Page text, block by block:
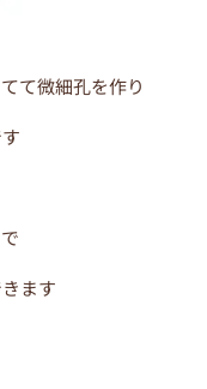
て微細孔を作り
ます